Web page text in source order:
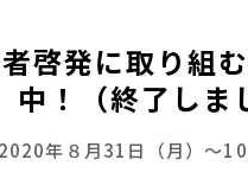
啓発に取り組
中！（終了しま
年８月31日（月）～